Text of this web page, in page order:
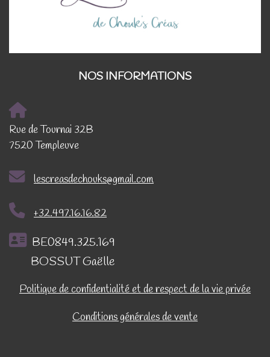
NOS INFORMATIONS
Rue de Tournai 32B
7520 Templeuve
lescreasdechouks@gmail.com
+32.497.16.16.82
BE0849.325.169
BOSSUT Gaëlle
Politique de confidentialité et de respect de la vie privée
Conditions générales de vente